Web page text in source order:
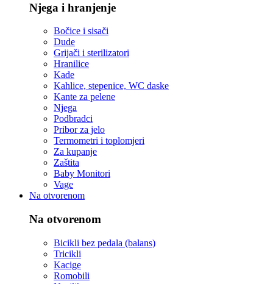
Njega i hranjenje
Bočice i sisači
Dude
Grijači i sterilizatori
Hranilice
Kade
Kahlice, stepenice, WC daske
Kante za pelene
Njega
Podbradci
Pribor za jelo
Termometri i toplomjeri
Za kupanje
Zaštita
Baby Monitori
Vage
Na otvorenom
Na otvorenom
Bicikli bez pedala (balans)
Tricikli
Kacige
Romobili